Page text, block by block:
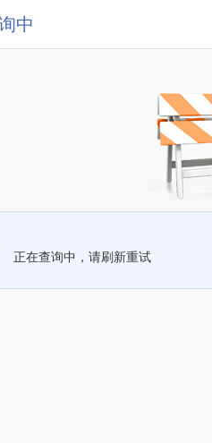
中
正在查询中，请刷新重试